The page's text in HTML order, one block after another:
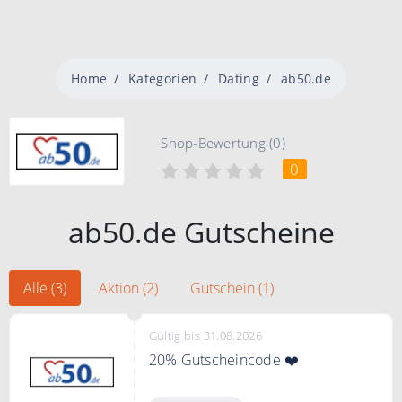
Home Kategorien Dating ab50.de
Shop-Bewertung (0)
0
ab50.de Gutscheine
Alle (3) Aktion (2) Gutschein (1)
Gültig bis 31.08.2026
20% Gutscheincode ❤️